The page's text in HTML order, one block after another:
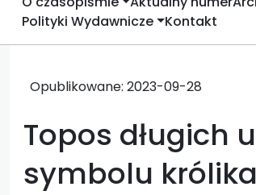
Polityki Wydawnicze Kontakt
Opublikowane: 2023-09-28
Topos długich
symbolu królika